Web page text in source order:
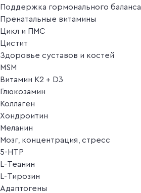
Поддержка гормонального баланса
Пренатальные витамины
Цикл и ПМС
Цистит
Здоровье суставов и костей
MSM
Витамин K2 + D3
Глюкозамин
Коллаген
Хондроитин
Меланин
Мозг, концентрация, стресс
5-HTP
L-Теанин
L-Тирозин
Адаптогены